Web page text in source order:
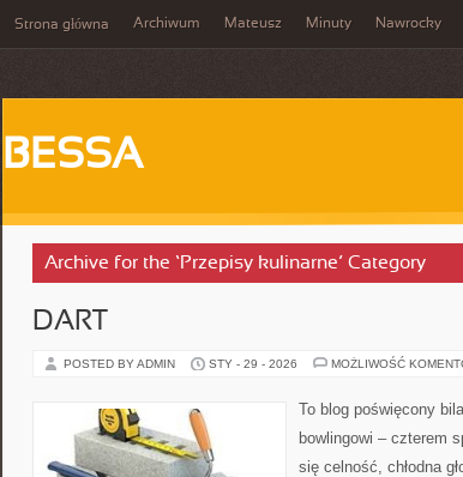
Strona główna Archiwum Mateusz Minuty Nawrocky
BESSA
Archive for the ‘Przepisy kulinarne’ Category
DART
POSTED BY ADMIN STY - 29 - 2026 MOŻLIWOŚĆ
To blog poświęcony
bowlingowi – czterem
się celność, chłodna